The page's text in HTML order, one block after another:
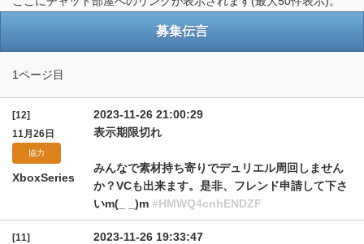
募集伝言
1ページ目
[12]
11月26日
協力
XboxSeries
2023-11-26 21:00:29
表示期限切れ
みんなで素材持ち寄りでデュリエル周回しません
か？VCも出来ます。是非、フレンド申請して下さ
いm(_ _)m #HMWQ4cnhENDZF
[11]
2023-11-26 19:33:47